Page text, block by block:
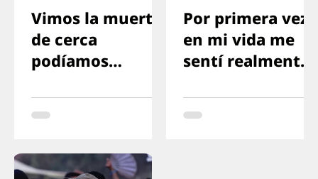
Vimos la muerte
de cerca
podíamos
Por primera vez
en mi vida me
sentí realmente